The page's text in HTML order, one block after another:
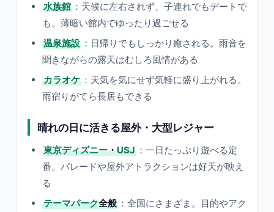
水族館 ：天候に左右されず、子連れでもデートで
も。薄暗い館内でゆったり過ごせる
温泉施設 ：日帰りでもしっかり癒される。雨音を
聞きながらの露天はむしろ風情がある
カラオケ ：天気を気にせず気軽に盛り上がれる。
雨宿りがてら長居もできる
晴れの日に活きる屋外・大型レジャー
東京ディズニー・USJ ：一日たっぷり遊べる定
番。パレードや屋外アトラクションは好天が映え
る
テーマパーク全般 ：全国にさまざま。目的やアク